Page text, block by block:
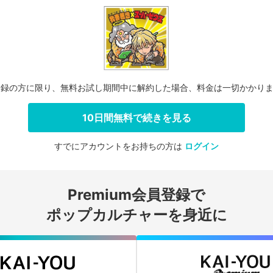
ログインする
の方に限り、無料お試し期間中に解約した場合、料金は一切かかり
10日間無料で続きを見る
すでにアカウントをお持ちの方は ログイン
Premium会員登録で
ポップカルチャーを身近に